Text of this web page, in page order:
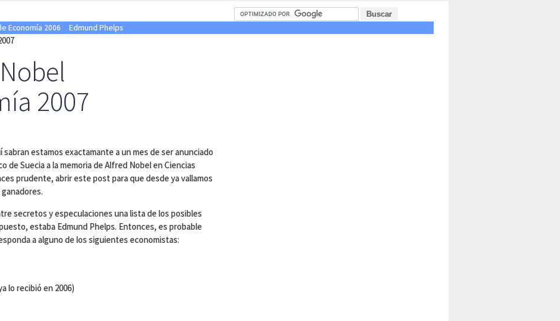
Economía 2006 Edmund Phelps
2007
estamos exactamante a un mes de ser anunciado
de Suecia a la memoria de Alfred Nobel en Ciencias
prudente, abrir este post para que desde ya vallamos
secretos y especulaciones una lista de los posibles
estaba Edmund Phelps. Entonces, es probable
a alguno de los siguientes economistas:
lo recibió en 2006)